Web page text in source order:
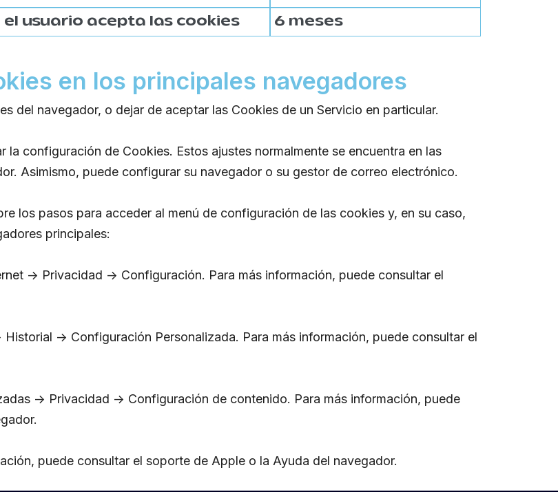
el usuario acepta las cookies 6 meses
en los principales navegadores
del navegador, o dejar de aceptar las Cookies de un Servicio en particular.
configuración de Cookies. Estos ajustes normalmente se encuentra en las
Asimismo, puede configurar su navegador o su gestor de correo electrónico.
los pasos para acceder al menú de configuración de las cookies y, en su caso,
principales:
-> Privacidad -> Configuración. Para más información, puede consultar el
-> Configuración Personalizada. Para más información, puede consultar el
-> Privacidad -> Configuración de contenido. Para más información, puede
puede consultar el soporte de Apple o la Ayuda del navegador.